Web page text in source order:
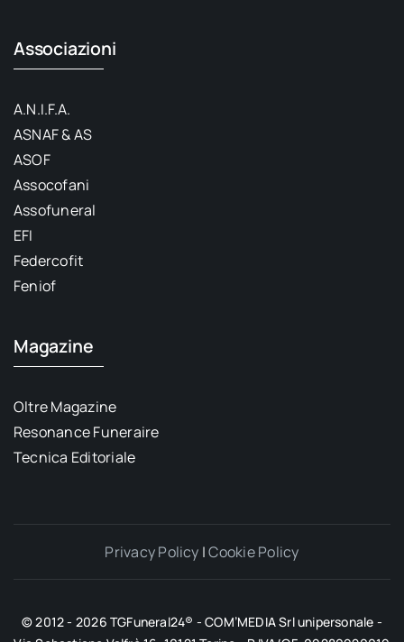
Associazioni
A.N.I.F.A.
ASNAF & AS
ASOF
Assocofani
Assofuneral
EFI
Federcofit
Feniof
Magazine
Oltre Magazine
Resonance Funeraire
Tecnica Editoriale
Privacy Policy |Cookie Policy
© 2012 - 2026 TGFuneral24® - COM’MEDIA Srl unipersonale -